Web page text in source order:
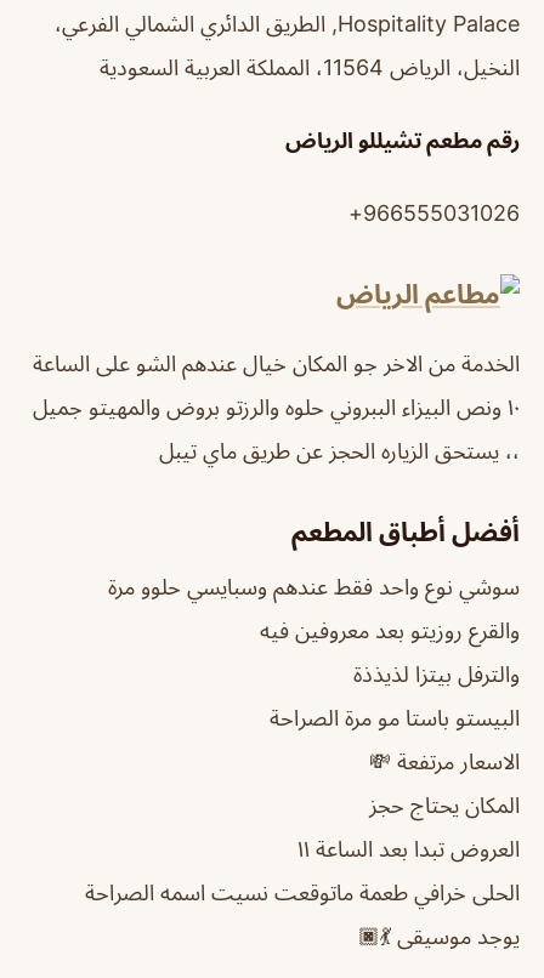
Hospitality Palace, الطريق الدائري الشمالي الفرعي،
النخيل، الرياض 11564، المملكة العربية السعودية
رقم مطعم تشيللو الرياض
966555031026+
الخدمة من الاخر جو المكان خيال عندهم الشو على الساعة
١٠ ونص البيزاء الببروني حلوه والرزتو بروض والمهيتو جميل
،، يستحق الزياره الحجز عن طريق ماي تيبل
أفضل أطباق المطعم
سوشي نوع واحد فقط عندهم وسبايسي حلوو مرة
والقرع روزيتو بعد معروفين فيه
والترفل بيتزا لذيذذة
البيستو باستا مو مرة الصراحة
الاسعار مرتفعة 💸
المكان يحتاج حجز
العروض تبدا بعد الساعة ١١
الحلى خرافي طعمة ماتوقعت نسيت اسمه الصراحة
يوجد موسيقى 💃🏿